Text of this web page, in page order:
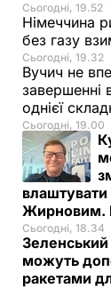
Сьогодні, 19.52
Німеччина
без газу
Сьогодні, 19.32
Вучич не
завершенні
однієї
Сьогодні, 19.00
влаштувати
Жирновим.
Сьогодні, 18.34
Зеленський
можуть
ракетами